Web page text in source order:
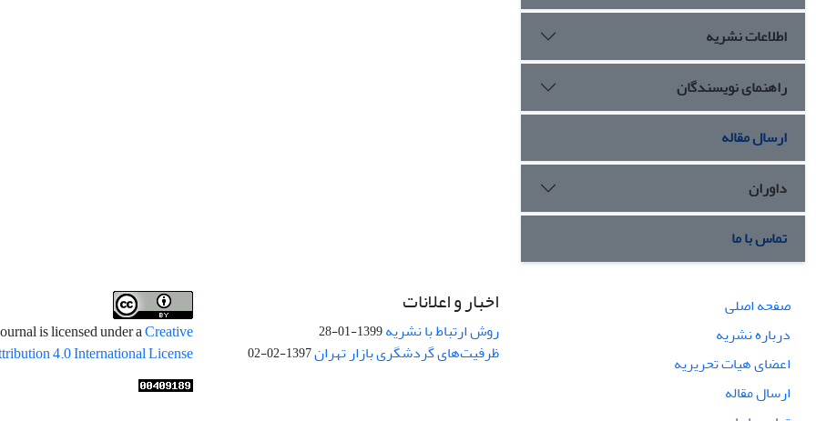
اطلاعات نشریه
راهنمای نویسندگان
ارسال مقاله
داوران
تماس با ما
صفحه اصلی
درباره نشریه
اعضای هیات تحریریه
ارسال مقاله
اخبار و اعلانات
روش ارتباط با نشریه1399-01-28
ظرفیت‌های گردشگری بازار تهران1397-02-02
is licensed under aCreative
4.0 International License